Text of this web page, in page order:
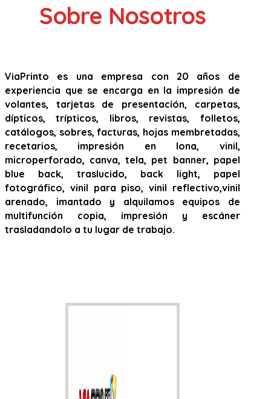
Sobre Nosotros
ViaPrinto es una empresa con 20 años de
experiencia que se encarga en la impresión de
volantes, tarjetas de presentación, carpetas,
dípticos, trípticos, libros, revistas, folletos,
catálogos, sobres, facturas, hojas membretadas,
recetarios, impresión en lona, vinil,
microperforado, canva, tela, pet banner, papel
blue back, traslucido, back light, papel
fotográfico, vinil para piso, vinil reflectivo,vinil
arenado, imantado y alquilamos equipos de
multifunción copia, impresión y escáner
trasladandolo a tu lugar de trabajo.